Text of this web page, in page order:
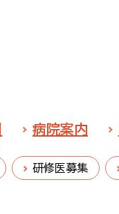
病院案内
研修医募集